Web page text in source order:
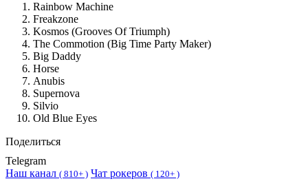
Rainbow Machine
Freakzone
Kosmos (Grooves Of Triumph)
The Commotion (Big Time Party Maker)
Big Daddy
Horse
Anubis
Supernova
Silvio
Old Blue Eyes
Поделиться
Telegram
Наш канал ( 810+ ) Чат рокеров ( 120+ )